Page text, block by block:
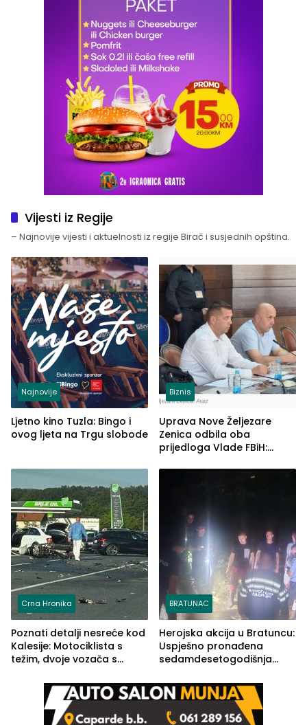
Vijesti iz Regije
– Najnovije vijesti i aktuelnosti iz regije Birač i susjednih opština.
Najnovije
Ljetno kino Tuzla: Bingo i
ovog ljeta na Trgu slobode
Biznis
Uprava Nove Željezare
Zenica odbila oba
prijedloga Vlade FBiH:
rješenje
Crna Hronika
Poznati detalji nesreće kod
Kalesije: Motociklista s
težim, dvoje vozača s
BRATUNAC
Herojska akcija u Bratuncu:
Uspješno pronađena
sedamdesetogodišnja
Kravice.